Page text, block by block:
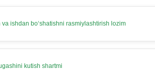
ishdan boʻshatishni rasmiylashtirish lozim
kutish shartmi